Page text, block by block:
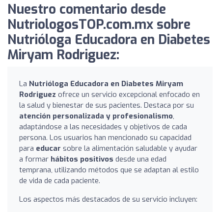
Nuestro comentario desde
NutriologosTOP.com.mx sobre
Nutrióloga Educadora en Diabetes
Miryam Rodriguez:
La Nutrióloga Educadora en Diabetes Miryam
Rodriguez ofrece un servicio excepcional enfocado en
la salud y bienestar de sus pacientes. Destaca por su
atención personalizada y profesionalismo,
adaptándose a las necesidades y objetivos de cada
persona. Los usuarios han mencionado su capacidad
para educar sobre la alimentación saludable y ayudar
a formar hábitos positivos desde una edad
temprana, utilizando métodos que se adaptan al estilo
de vida de cada paciente.
Los aspectos más destacados de su servicio incluyen: